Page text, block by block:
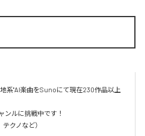
系"AI楽曲をSunoにて現在230作品以上
ンルに挑戦中です！
クノなど）